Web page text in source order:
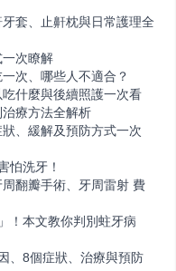
套、止鼾枕與日常護理全
次瞭解
次、哪些人不適合？
什麼與後續照護一次看
療方法全解析
、緩解及預防方式一次
怕洗牙！
翻瓣手術、牙周雷射 費
！本文教你判別蛀牙病
、8個症狀、治療與預防